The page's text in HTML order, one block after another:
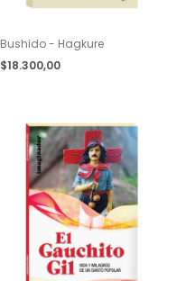
Bushido - Hagkure
$18.300,00